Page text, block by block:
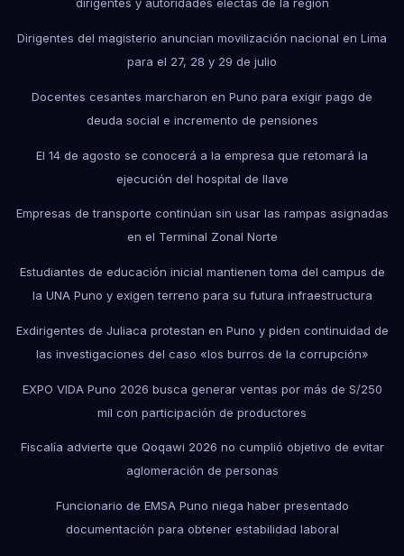
Dirigentes del magisterio anuncian movilización nacional en Lima
para el 27, 28 y 29 de julio
Docentes cesantes marcharon en Puno para exigir pago de
deuda social e incremento de pensiones
El 14 de agosto se conocerá a la empresa que retomará la
ejecución del hospital de Ilave
Empresas de transporte continúan sin usar las rampas asignadas
en el Terminal Zonal Norte
Estudiantes de educación inicial mantienen toma del campus de
la UNA Puno y exigen terreno para su futura infraestructura
Exdirigentes de Juliaca protestan en Puno y piden continuidad de
las investigaciones del caso «los burros de la corrupción»
EXPO VIDA Puno 2026 busca generar ventas por más de S/250
mil con participación de productores
Fiscalía advierte que Qoqawi 2026 no cumplió objetivo de evitar
aglomeración de personas
Funcionario de EMSA Puno niega haber presentado
documentación para obtener estabilidad laboral